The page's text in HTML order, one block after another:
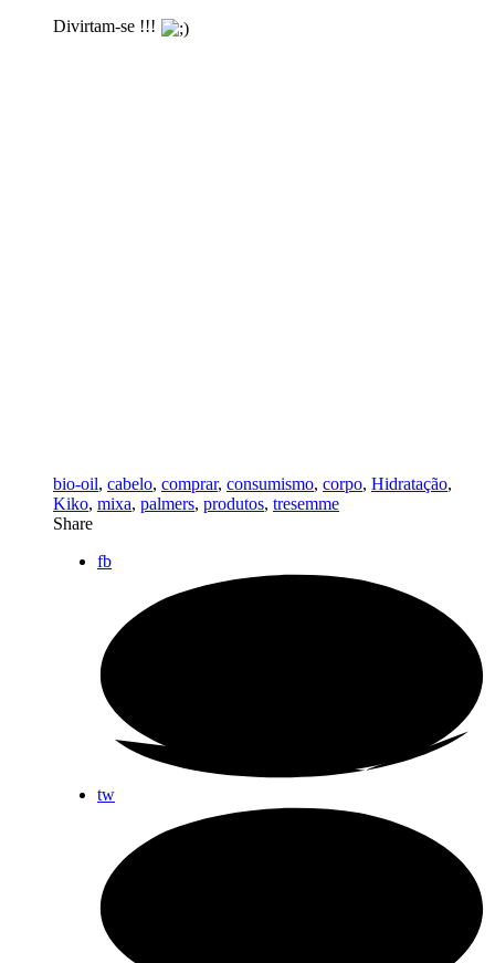
Divirtam-se !!!
bio-oil, cabelo, comprar, consumismo, corpo, Hidratação,
Kiko, mixa, palmers, produtos, tresemme
Share
fb
tw